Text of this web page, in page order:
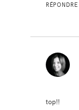
RÉPONDRE
top!!